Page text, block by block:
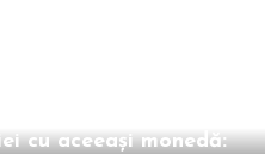
cu aceeași monedă: